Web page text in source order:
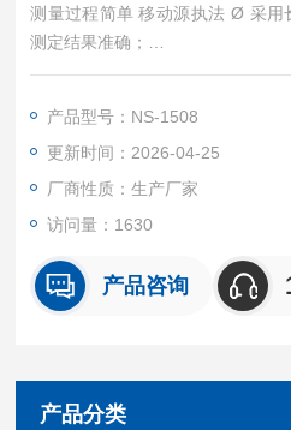
测量过程简单 移动源执法 Ø 采用长寿命LED光源，性能稳定，
测定结果准确；
产品型号：NS-1508
更新时间：2026-04-25
厂商性质：生产厂家
访问量：1630
产品咨询
产品分类